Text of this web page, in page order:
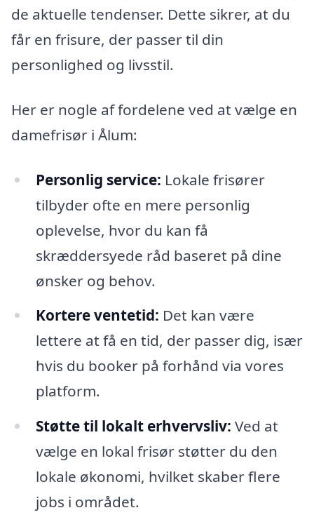
de aktuelle tendenser. Dette sikrer, at du
får en frisure, der passer til din
personlighed og livsstil.
Her er nogle af fordelene ved at vælge en
damefrisør i Ålum:
Personlig service: Lokale frisører
tilbyder ofte en mere personlig
oplevelse, hvor du kan få
skræddersyede råd baseret på dine
ønsker og behov.
Kortere ventetid: Det kan være
lettere at få en tid, der passer dig, især
hvis du booker på forhånd via vores
platform.
Støtte til lokalt erhvervsliv: Ved at
vælge en lokal frisør støtter du den
lokale økonomi, hvilket skaber flere
jobs i området.